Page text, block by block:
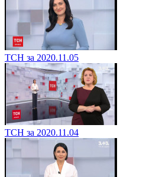
ТСН за 2020.11.05
ТСН за 2020.11.04